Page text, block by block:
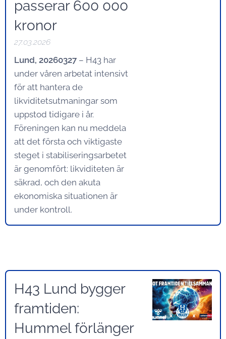
passerar 600 000
kronor
27.03.2026
Lund, 20260327 – H43 har
under våren arbetat intensivt
för att hantera de
likviditetsutmaningar som
uppstod tidigare i år.
Föreningen kan nu meddela
att det första och viktigaste
steget i stabiliseringsarbetet
är genomfört: likviditeten är
säkrad, och den akuta
ekonomiska situationen är
under kontroll.
H43 Lund bygger
framtiden:
Hummel förlänger